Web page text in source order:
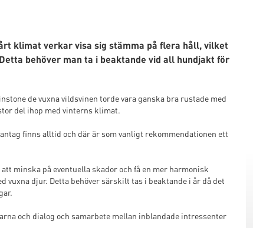
klimat verkar visa sig stämma på flera håll, vilket
behöver man ta i beaktande vid all hundjakt för
de vuxna vildsvinen torde vara ganska bra rustade med
del ihop med vinterns klimat.
finns alltid och där är som vanligt rekommendationen ett
minska på eventuella skador och få en mer harmonisk
djur. Detta behöver särskilt tas i beaktande i år då det
och dialog och samarbete mellan inblandade intressenter